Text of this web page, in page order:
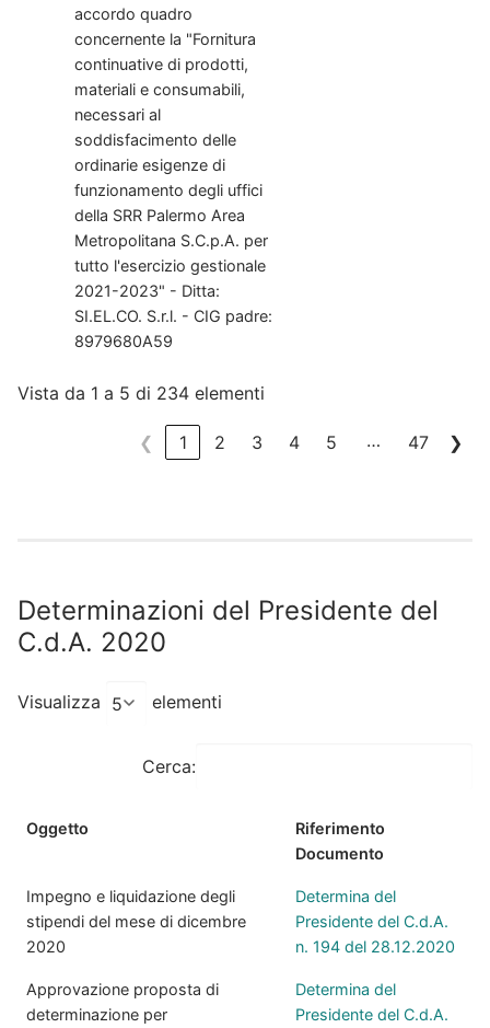
accordo quadro
concernente la "Fornitura
continuative di prodotti,
materiali e consumabili,
necessari al
soddisfacimento delle
ordinarie esigenze di
funzionamento degli uffici
della SRR Palermo Area
Metropolitana S.C.p.A. per
tutto l'esercizio gestionale
2021-2023" - Ditta:
SI.EL.CO. S.r.l. - CIG padre:
8979680A59
Vista da 1 a 5 di 234 elementi
❮ 1 2 3 4 5 … 47 ❯
Determinazioni del Presidente del
C.d.A. 2020
Visualizza elementi
Cerca:
Oggetto
Riferimento
Documento
Impegno e liquidazione degli
stipendi del mese di dicembre
2020
Determina del
Presidente del C.d.A.
n. 194 del 28.12.2020
Approvazione proposta di
determinazione per
Determina del
Presidente del C.d.A.